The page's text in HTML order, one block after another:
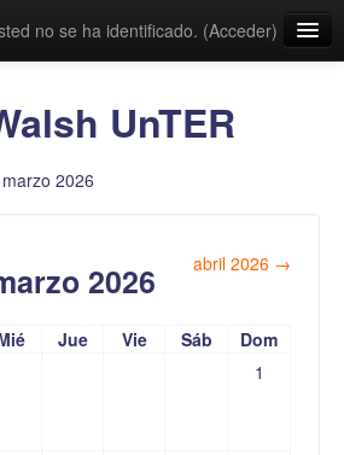
no se ha identificado. (Acceder)
UnTER
marzo 2026
2026 abril 2026 →
Jue Vie Sáb
Dom
1